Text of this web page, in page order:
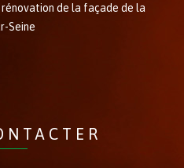
rénovation de la façade de la
Seine